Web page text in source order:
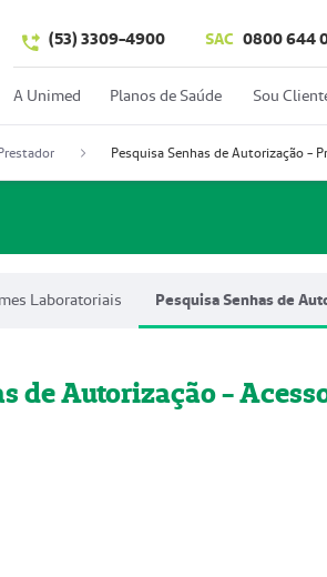
(53) 3309-4900 SAC 0800 644
A Unimed Planos de Saúde Sou
Pesquisa Senhas de Autorização -
Laboratoriais Pesquisa Senhas de
de Autorização -